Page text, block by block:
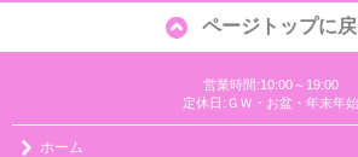
ページトップに
営業時間:10:00～19:00
定休日:ＧＷ・お盆・年末年始
ホーム